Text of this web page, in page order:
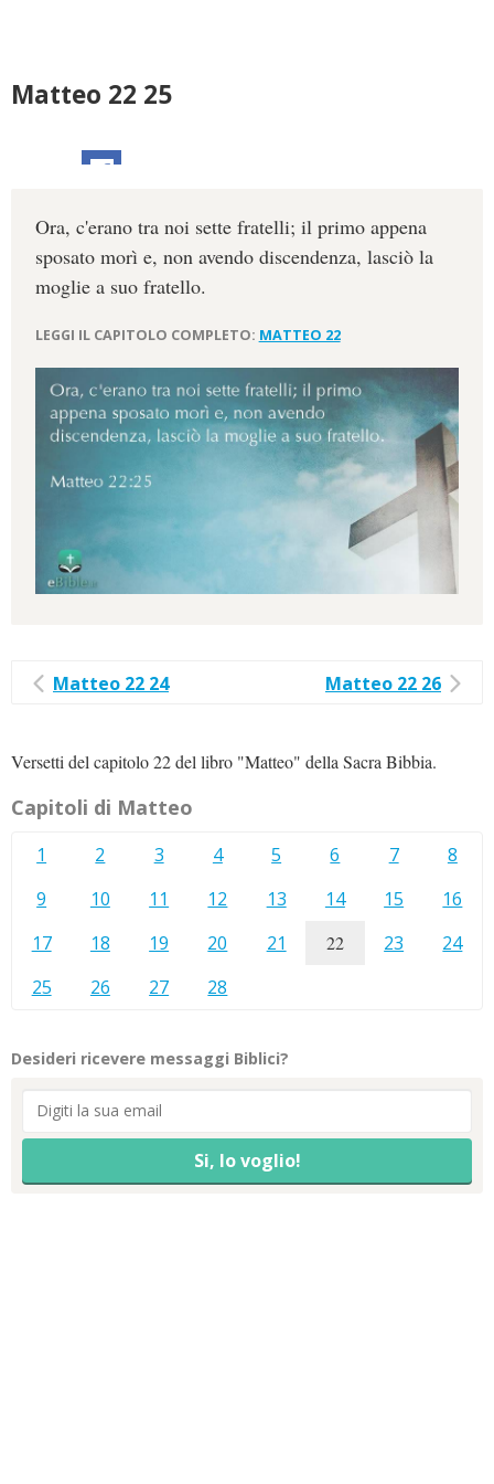
Matteo 22 25
Ora, c'erano tra noi sette fratelli; il primo appena
sposato morì e, non avendo discendenza, lasciò la
moglie a suo fratello.
LEGGI IL CAPITOLO COMPLETO: MATTEO 22
Matteo 22 24 Matteo 22 26
Versetti del capitolo 22 del libro "Matteo" della Sacra Bibbia.
Capitoli di Matteo
1 2 3 4 5 6 7
8
9
10 11 12 13 14 15
16
17
18 19 20 21 22 23
24
25
26 27 28
Desideri ricevere messaggi Biblici?